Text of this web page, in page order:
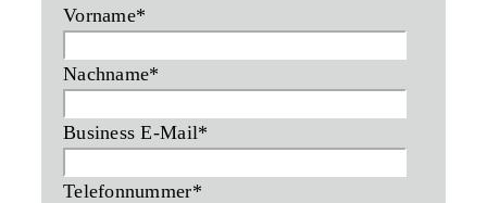
Vorname*
Nachname*
Business E-Mail*
Telefonnummer*